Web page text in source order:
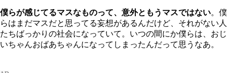
僕らが感じてるマスなものって、意外ともうマスではない。僕
らはまだマスだと思ってる妄想があるんだけど、それがない人
たちばっかりの社会になっていて。いつの間にか僕らは、おじ
いちゃんおばあちゃんになってしまったんだって思うなあ。